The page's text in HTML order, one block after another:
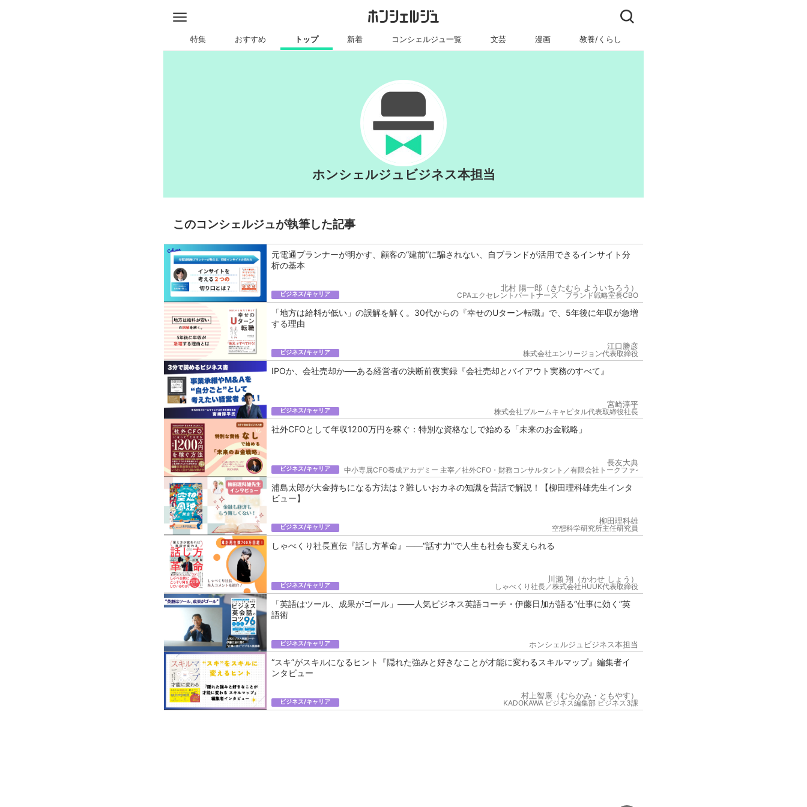
特集 おすすめ トップ 新着 コンシェルジュ一覧 文芸 漫画 教養/くらし
ホンシェルジュビジネス本担当
このコンシェルジュが執筆した記事
元電通プランナーが明かす、顧客の“建前”に騙されない、自ブランドが活用できるインサイト分
析の基本
ビジネス/キャリア
北村 陽一郎（きたむら よういちろう）
CPAエクセレントパートナーズ ブランド戦略室長CBO
「地方は給料が低い」の誤解を解く。30代からの『幸せのUターン転職』で、5年後に年収が急増
する理由
ビジネス/キャリア
江口勝彦
株式会社エンリージョン代表取締役
IPOか、会社売却か──ある経営者の決断前夜実録『会社売却とバイアウト実務のすべて』
ビジネス/キャリア
宮崎淳平
株式会社ブルームキャピタル代表取締役社長
社外CFOとして年収1200万円を稼ぐ：特別な資格なしで始める「未来のお金戦略」
ビジネス/キャリア
長友大典
中小専属CFO養成アカデミー 主宰／社外CFO・財務コンサルタント／有限会社トークファイブ 代表取締役
浦島太郎が大金持ちになる方法は？難しいおカネの知識を昔話で解説！【柳田理科雄先生インタ
ビュー】
ビジネス/キャリア
柳田理科雄
空想科学研究所主任研究員
しゃべくり社長直伝『話し方革命』――“話す力”で人生も社会も変えられる
ビジネス/キャリア
川瀨 翔（かわせ しょう）
しゃべくり社長／株式会社HUUK代表取締役
「英語はツール、成果がゴール」——人気ビジネス英語コーチ・伊藤日加が語る“仕事に効く”英
語術
ビジネス/キャリア ホンシェルジュビジネス本担当
“スキ”がスキルになるヒント『隠れた強みと好きなことが才能に変わるスキルマップ』編集者イ
ンタビュー
ビジネス/キャリア
村上智康（むらかみ・ともやす）
KADOKAWA ビジネス編集部 ビジネス3課